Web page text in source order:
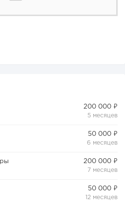
200 000 ₽
5 месяцев
50 000 ₽
6 месяцев
200 000 ₽
7 месяцев
50 000 ₽
12 месяцев